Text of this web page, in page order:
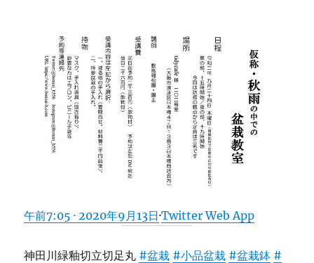
午前7:05 · 2020年9月13日·Twitter Web App
神田川緑釉切立切足丸 #盆栽 #小品盆栽 #盆栽鉢 #